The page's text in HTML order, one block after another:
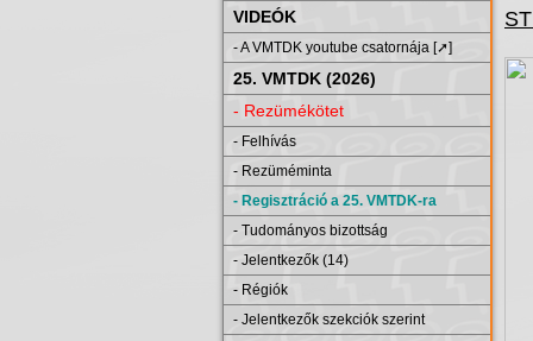
VIDEÓK
- A VMTDK youtube csatornája [➚]
25. VMTDK (2026)
- Rezümékötet
- Felhívás
- Rezüméminta
- Regisztráció a 25. VMTDK-ra
- Tudományos bizottság
- Jelentkezők (14)
- Régiók
- Jelentkezők szekciók szerint